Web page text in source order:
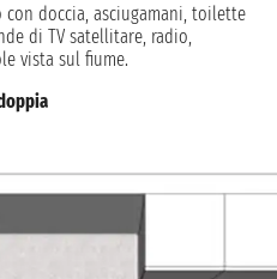
doccia, asciugamani, toilette
di TV satellitare, radio,
vista sul fiume.